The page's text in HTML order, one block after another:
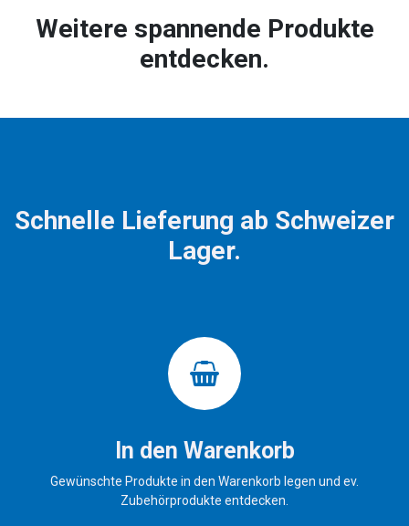
Weitere spannende Produkte
entdecken.
Schnelle Lieferung ab Schweizer
Lager.
In den Warenkorb
Gewünschte Produkte in den Warenkorb legen und ev.
Zubehörprodukte entdecken.